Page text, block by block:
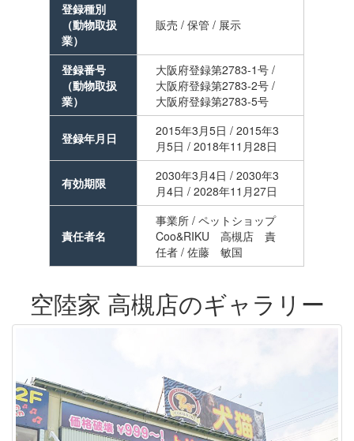
登録種別
（動物取扱
業）
販売 / 保管 / 展示
登録番号
（動物取扱
業）
大阪府登録第2783-1号 /
大阪府登録第2783-2号 /
大阪府登録第2783-5号
登録年月日
2015年3月5日 / 2015年3
月5日 / 2018年11月28日
有効期限
2030年3月4日 / 2030年3
月4日 / 2028年11月27日
責任者名
事業所 / ペットショップ
Coo&RIKU 高槻店 責
任者 / 佐藤 敏国
空陸家 高槻店のギャラリー